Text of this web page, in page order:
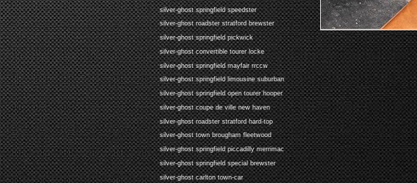
silver-ghost springfield speedster
silver-ghost roadster stratford brewster
silver-ghost springfield pickwick
silver-ghost convertible tourer locke
silver-ghost springfield mayfair rrccw
silver-ghost springfield limousine suburban
silver-ghost springfield open tourer hooper
silver-ghost coupe de ville new haven
silver-ghost roadster stratford hard-top
silver-ghost town brougham fleetwood
silver-ghost springfield piccadilly merrimac
silver-ghost springfield special brewster
silver-ghost carlton town-car